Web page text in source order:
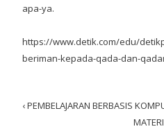
apa-ya.
https://www.detik.com/edu/
beriman-kepada-qada-dan-
Post
‹PEMBELAJARAN BERBASIS